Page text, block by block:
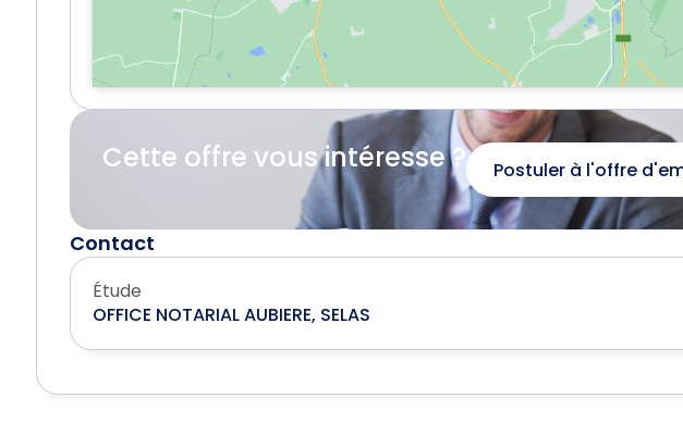
Cette offre vous intéresse ? Postuler à l'offre
Contact
Étude
OFFICE NOTARIAL AUBIERE, SELAS